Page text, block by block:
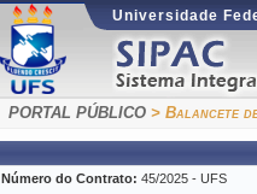
Universidade
PORTAL PÚBLICO > Balancete
Número do Contrato: 45/2025 - UFS